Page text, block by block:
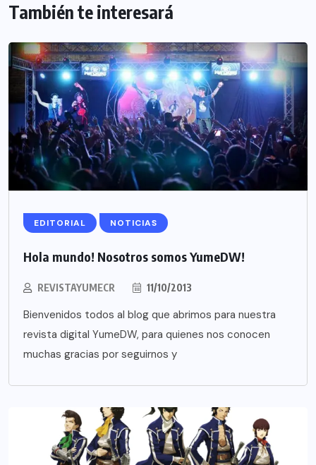
También te interesará
EDITORIAL NOTICIAS
Hola mundo! Nosotros somos YumeDW!
REVISTAYUMECR 11/10/2013
Bienvenidos todos al blog que abrimos para nuestra
revista digital YumeDW, para quienes nos conocen
muchas gracias por seguirnos y